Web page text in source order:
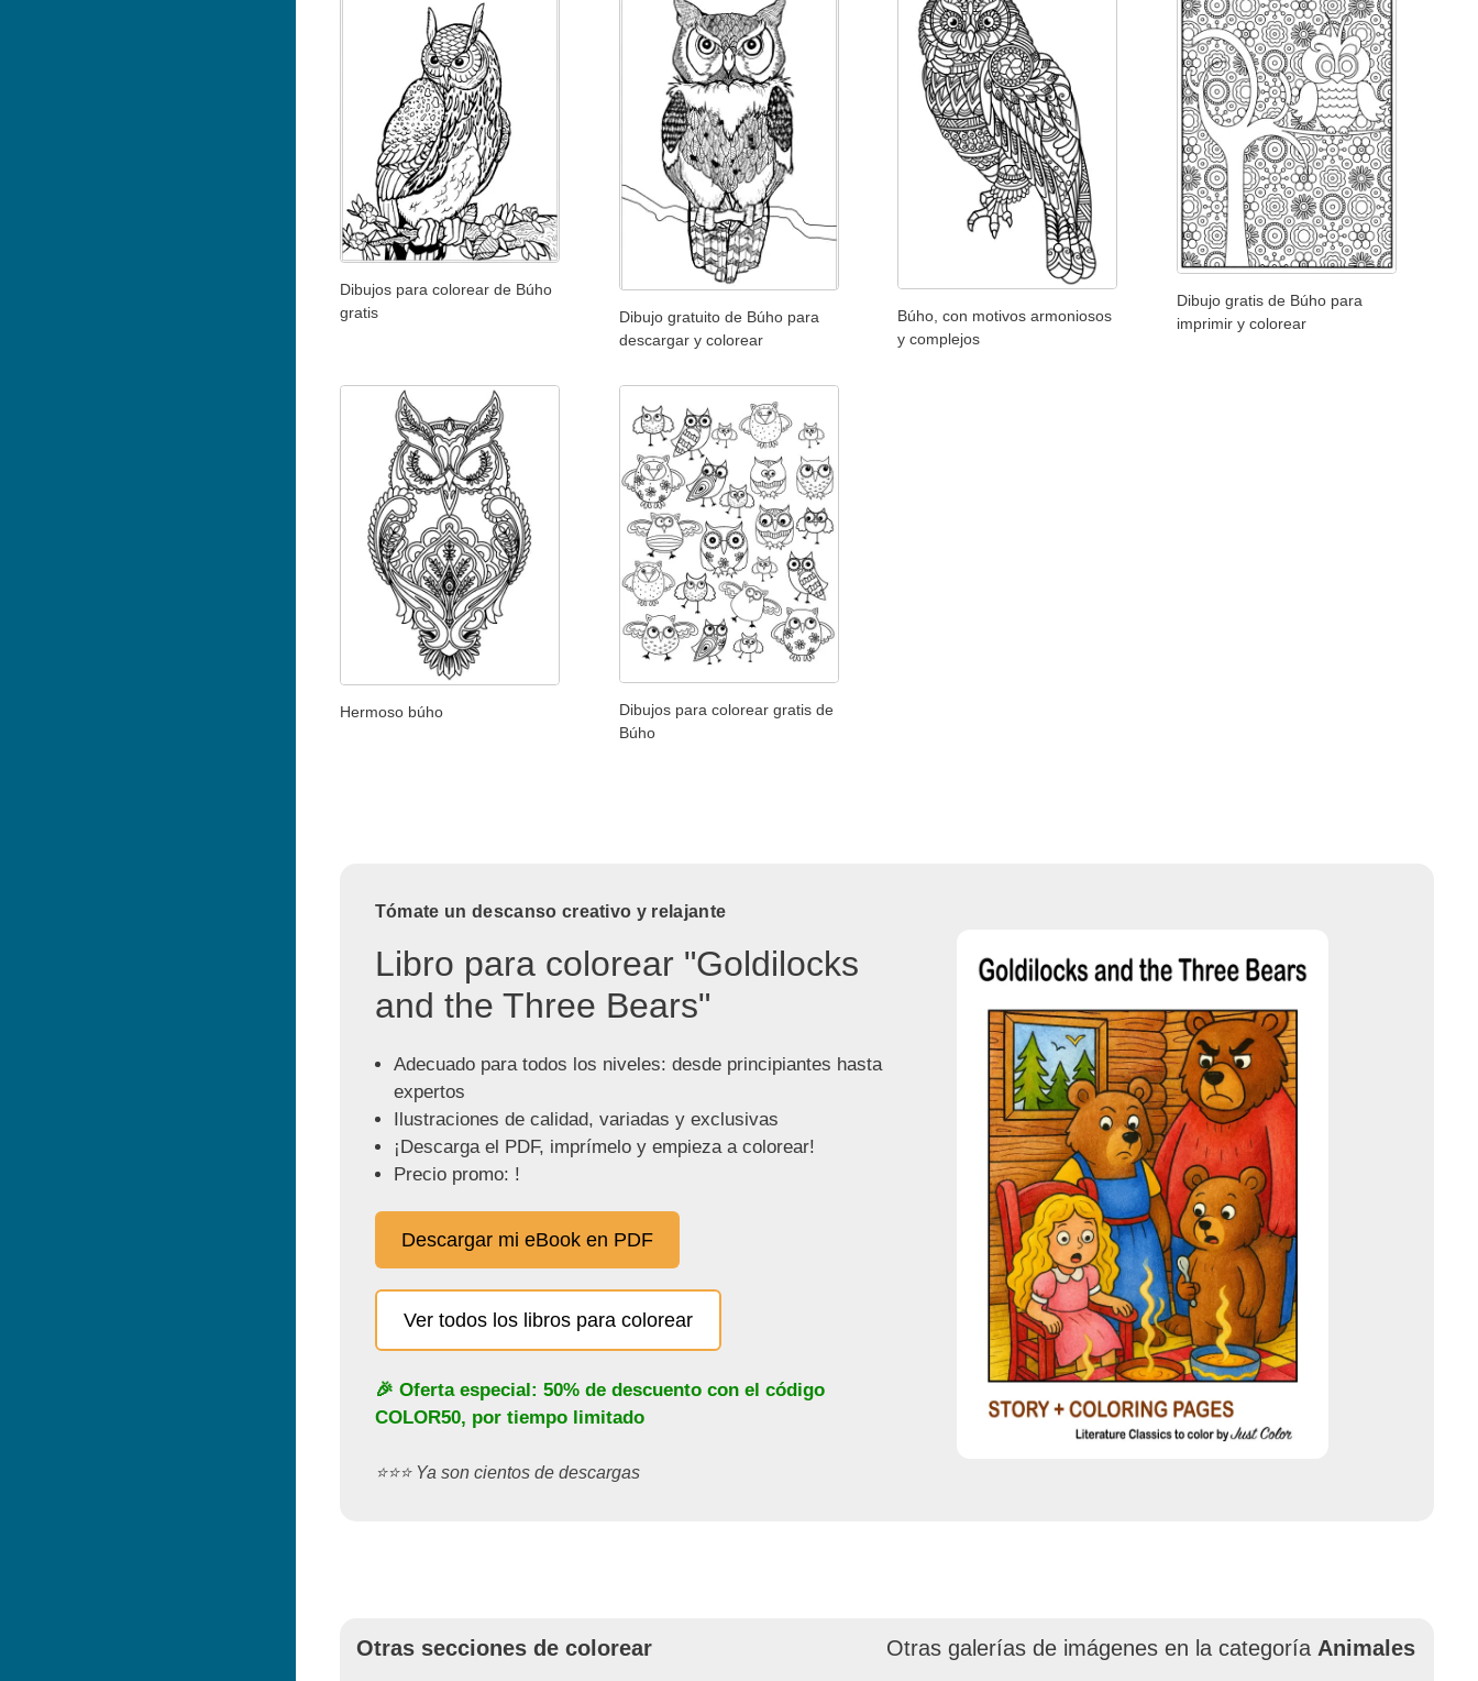
Dibujos para colorear de Búho
gratis
Dibujo gratuito de Búho para
descargar y colorear
Búho, con motivos armoniosos
y complejos
Dibujo gratis de Búho para
imprimir y colorear
Hermoso búho
Dibujos para colorear gratis de
Búho
Tómate un descanso creativo y relajante
Libro para colorear "Goldilocks
and the Three Bears"
Adecuado para todos los niveles: desde principiantes hasta
expertos
Ilustraciones de calidad, variadas y exclusivas
¡Descarga el PDF, imprímelo y empieza a colorear!
Precio promo: !
Descargar mi eBook en PDF
Ver todos los libros para colorear
🎉 Oferta especial: 50% de descuento con el código
COLOR50, por tiempo limitado
⭐️⭐️⭐️ Ya son cientos de descargas
Otras secciones de colorear Otras galerías de imágenes en la categoría Animales